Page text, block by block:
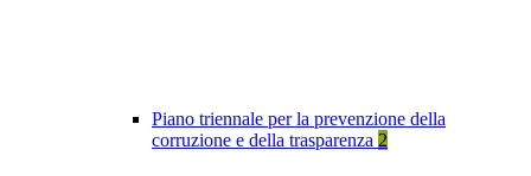
Piano triennale per la prevenzione della
corruzione e della trasparenza 2